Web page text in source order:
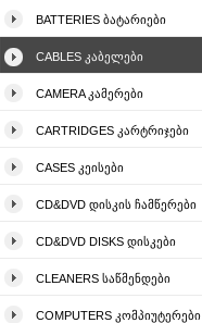
BATTERIES ᲑᲐᲢᲐᲠᲘᲔᲑᲘ
CABLES ᲙᲐᲑᲔᲚᲔᲑᲘ
CAMERA ᲙᲐᲛᲔᲠᲔᲑᲘ
CARTRIDGES ᲙᲐᲠᲢᲠᲘᲯᲔᲑᲘ
CASES ᲙᲔᲘᲡᲔᲑᲘ
CD&DVD ᲓᲘᲡᲙᲘᲡ ᲩᲐᲛᲬᲔᲠᲔᲑᲘ
CD&DVD DISKS ᲓᲘᲡᲙᲔᲑᲘ
CLEANERS ᲡᲐᲬᲛᲔᲜᲓᲔᲑᲘ
COMPUTERS ᲙᲝᲛᲞᲘᲣᲢᲔᲠᲔᲑᲘ